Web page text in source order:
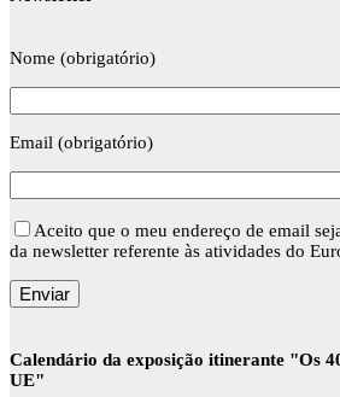
Nome (obrigatório)
Email (obrigatório)
Aceito que o meu endereço de email
da newsletter referente às atividades do
Calendário da exposição itinerante "Os
UE"